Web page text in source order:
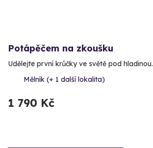
Potápěčem na zkoušku
Udělejte první krůčky ve světě pod hladinou.
Mělník (+ 1 další lokalita)
1 790 Kč